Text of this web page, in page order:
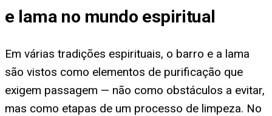
e lama no mundo espiritual
Em várias tradições espirituais, o barro e a lama
são vistos como elementos de purificação que
exigem passagem — não como obstáculos a evitar,
mas como etapas de um processo de limpeza. No